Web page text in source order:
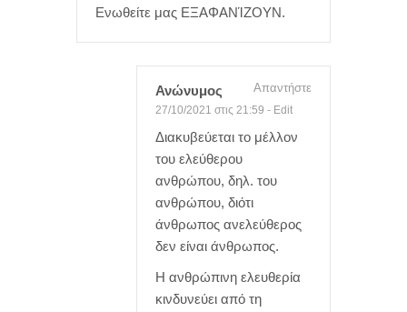
Ενωθείτε μας ΕΞΑΦΑΝΊΖΟΥΝ.
Ανώνυμος
27/10/2021 στις 21:59 - Edit
Απαντήστε
Διακυβεύεται το μέλλον
του ελεύθερου
ανθρώπου, δηλ. του
ανθρώπου, διότι
άνθρωπος ανελεύθερος
δεν είναι άνθρωπος.
Η ανθρώπινη ελευθερία
κινδυνεύει από τη